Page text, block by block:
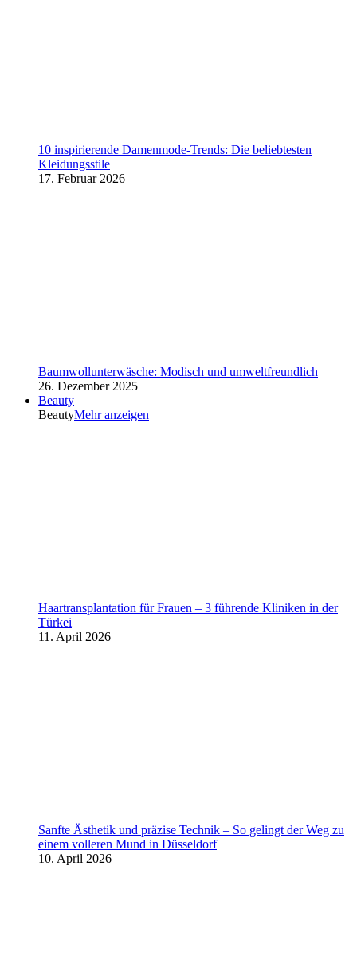
10 inspirierende Damenmode-Trends: Die beliebtesten
Kleidungsstile
17. Februar 2026
Baumwollunterwäsche: Modisch und umweltfreundlich
26. Dezember 2025
Beauty
BeautyMehr anzeigen
Haartransplantation für Frauen – 3 führende Kliniken in der
Türkei
11. April 2026
Sanfte Ästhetik und präzise Technik – So gelingt der Weg zu
einem volleren Mund in Düsseldorf
10. April 2026